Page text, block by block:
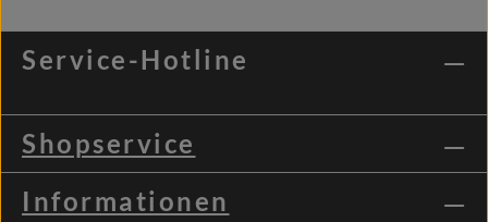
Service-Hotline
Shopservice
Informationen